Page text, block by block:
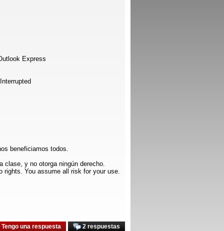
Express
beneficiamos todos.
clase, y no otorga ningún derecho.
rights. You assume all risk for your use.
2 respuestas
Tengo una respuesta